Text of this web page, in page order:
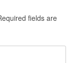
fields are